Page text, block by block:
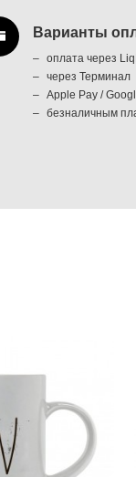
Варианты
оплата через
через Терминал
Apple Pay /
безналичным